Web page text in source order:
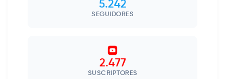
5.242
SEGUIDORES
2.477
SUSCRIPTORES